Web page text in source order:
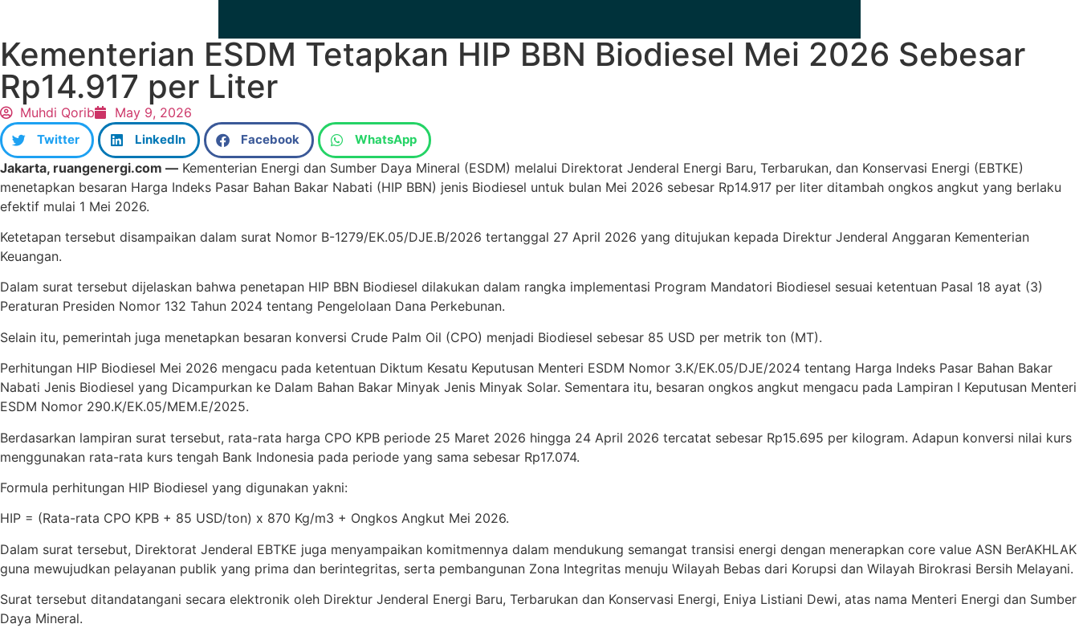
Kementerian ESDM Tetapkan HIP BBN Biodiesel Mei 2026 Sebesar
Rp14.917 per Liter
Muhdi Qorib May 9, 2026
Twitter LinkedIn Facebook WhatsApp
Jakarta, ruangenergi.com — Kementerian Energi dan Sumber Daya Mineral (ESDM) melalui Direktorat Jenderal Energi Baru, Terbarukan, dan Konservasi Energi (EBTKE)
menetapkan besaran Harga Indeks Pasar Bahan Bakar Nabati (HIP BBN) jenis Biodiesel untuk bulan Mei 2026 sebesar Rp14.917 per liter ditambah ongkos angkut yang berlaku
efektif mulai 1 Mei 2026.
Ketetapan tersebut disampaikan dalam surat Nomor B-1279/EK.05/DJE.B/2026 tertanggal 27 April 2026 yang ditujukan kepada Direktur Jenderal Anggaran Kementerian
Keuangan.
Dalam surat tersebut dijelaskan bahwa penetapan HIP BBN Biodiesel dilakukan dalam rangka implementasi Program Mandatori Biodiesel sesuai ketentuan Pasal 18 ayat (3)
Peraturan Presiden Nomor 132 Tahun 2024 tentang Pengelolaan Dana Perkebunan.
Selain itu, pemerintah juga menetapkan besaran konversi Crude Palm Oil (CPO) menjadi Biodiesel sebesar 85 USD per metrik ton (MT).
Perhitungan HIP Biodiesel Mei 2026 mengacu pada ketentuan Diktum Kesatu Keputusan Menteri ESDM Nomor 3.K/EK.05/DJE/2024 tentang Harga Indeks Pasar Bahan Bakar
Nabati Jenis Biodiesel yang Dicampurkan ke Dalam Bahan Bakar Minyak Jenis Minyak Solar. Sementara itu, besaran ongkos angkut mengacu pada Lampiran I Keputusan Menteri
ESDM Nomor 290.K/EK.05/MEM.E/2025.
Berdasarkan lampiran surat tersebut, rata-rata harga CPO KPB periode 25 Maret 2026 hingga 24 April 2026 tercatat sebesar Rp15.695 per kilogram. Adapun konversi nilai kurs
menggunakan rata-rata kurs tengah Bank Indonesia pada periode yang sama sebesar Rp17.074.
Formula perhitungan HIP Biodiesel yang digunakan yakni:
HIP = (Rata-rata CPO KPB + 85 USD/ton) x 870 Kg/m3 + Ongkos Angkut Mei 2026.
Dalam surat tersebut, Direktorat Jenderal EBTKE juga menyampaikan komitmennya dalam mendukung semangat transisi energi dengan menerapkan core value ASN BerAKHLAK
guna mewujudkan pelayanan publik yang prima dan berintegritas, serta pembangunan Zona Integritas menuju Wilayah Bebas dari Korupsi dan Wilayah Birokrasi Bersih Melayani.
Surat tersebut ditandatangani secara elektronik oleh Direktur Jenderal Energi Baru, Terbarukan dan Konservasi Energi, Eniya Listiani Dewi, atas nama Menteri Energi dan Sumber
Daya Mineral.